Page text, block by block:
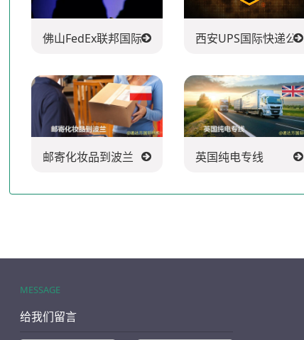
佛山FedEx联邦国际快递公司 西安UPS国际快递公司
邮寄化妆品到波兰 英国纯电专线
MESSAGE
给我们留言